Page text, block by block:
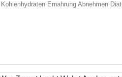
Kohlenhydraten Ernahrung Abnehmen Diat